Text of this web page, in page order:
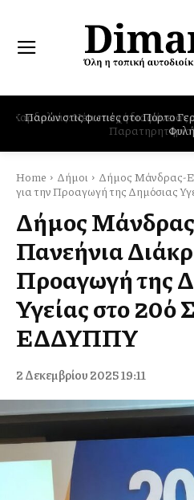
Παρών στις φωτιές στο Πόρτο
Home Δήμοι
Δήμος Μάνδρας-
για την Προαγωγή της Δημόσιας
Δήμος Μάνδρας-
Πανελλήνια
Προαγωγή της
Υγείας στο 20ό
ΕΔΔΥΠΠΥ
2 Δεκεμβρίου 2025 19:11